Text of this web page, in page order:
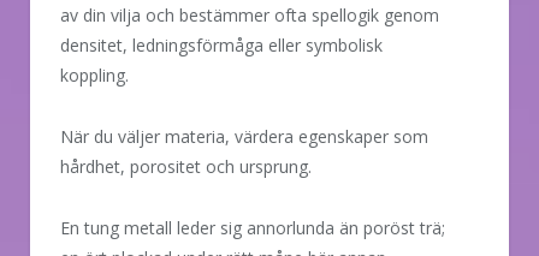
av din vilja och bestämmer ofta spellogik genom
densitet, ledningsförmåga eller symbolisk
koppling.
När du väljer materia, värdera egenskaper som
hårdhet, porositet och ursprung.
En tung metall leder sig annorlunda än poröst trä;